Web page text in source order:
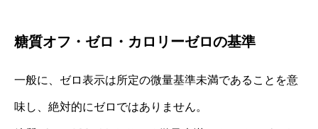
糖質オフ・ゼロ・カロリーゼロの基準
一般に、ゼロ表示は所定の微量基準未満であることを意
味し、絶対的にゼロではありません。